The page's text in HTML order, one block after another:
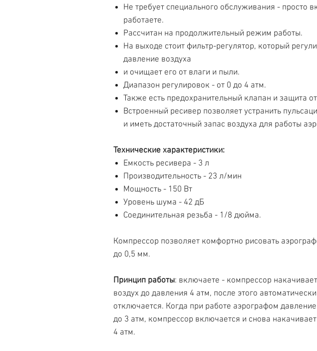
Не требует специального обслуживания - просто
работаете.
Рассчитан на продолжительный режим работы.
На выходе стоит фильтр-регулятор, который
давление воздуха
и очищает его от влаги и пыли.
Диапазон регулировок - от 0 до 4 атм.
Также есть предохранительный клапан и защита
Встроенный ресивер позволяет устранить
и иметь достаточный запас воздуха для работы
Технические характеристики:
Емкость ресивера - 3 л
Производительность - 23 л/мин
Мощность - 150 Вт
Уровень шума - 42 дБ
Соединительная резьба - 1/8 дюйма.
Компрессор позволяет комфортно рисовать
до 0,5 мм.
Принцип работы: включаете - компрессор
воздух до давления 4 атм, после этого автоматически
отключается. Когда при работе аэрографом
до 3 атм, компрессор включается и снова
4 атм.